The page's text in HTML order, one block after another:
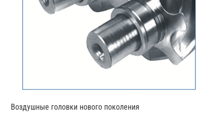
Воздушные головки нового поколения